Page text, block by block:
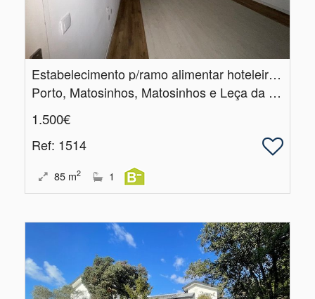
Estabelecimento p/ramo alimentar hoteleiro ou similar em Matosinhos
Porto, Matosinhos, Matosinhos e Leça da Palmeira
1.500€
Ref: 1514
85 m2 1